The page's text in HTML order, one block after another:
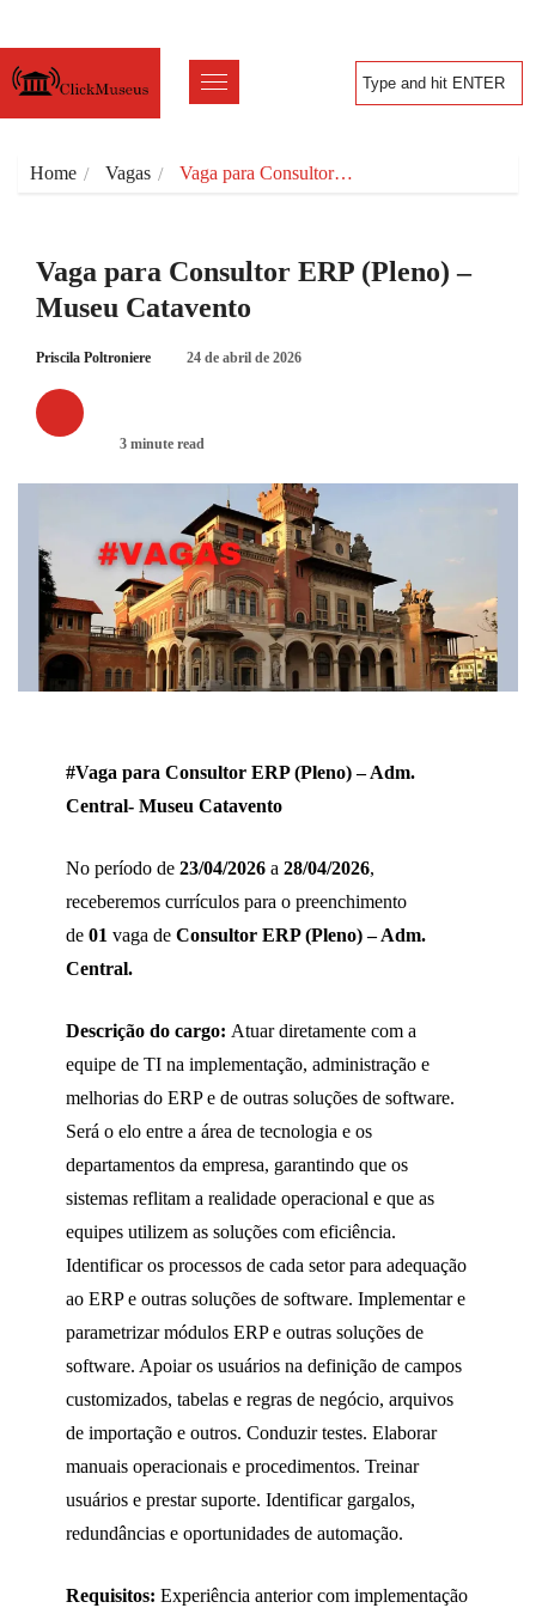
Home Vagas Vaga para Consultor…
Vaga para Consultor ERP (Pleno) –
Museu Catavento
Priscila Poltroniere 24 de abril de 2026
3 minute read
#Vaga para Consultor ERP (Pleno) – Adm.
Central- Museu Catavento
No período de 23/04/2026 a 28/04/2026,
receberemos currículos para o preenchimento
de 01 vaga de Consultor ERP (Pleno) – Adm.
Central.
Descrição do cargo: Atuar diretamente com a
equipe de TI na implementação, administração e
melhorias do ERP e de outras soluções de software.
Será o elo entre a área de tecnologia e os
departamentos da empresa, garantindo que os
sistemas reflitam a realidade operacional e que as
equipes utilizem as soluções com eficiência.
Identificar os processos de cada setor para adequação
ao ERP e outras soluções de software. Implementar e
parametrizar módulos ERP e outras soluções de
software. Apoiar os usuários na definição de campos
customizados, tabelas e regras de negócio, arquivos
de importação e outros. Conduzir testes. Elaborar
manuais operacionais e procedimentos. Treinar
usuários e prestar suporte. Identificar gargalos,
redundâncias e oportunidades de automação.
Requisitos: Experiência anterior com implementação